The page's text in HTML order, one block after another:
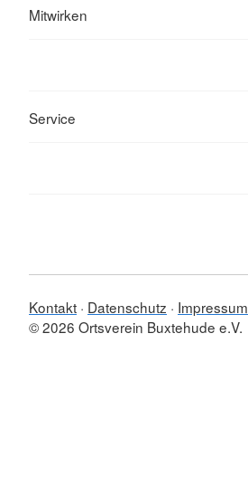
Mitwirken
Service
Kontakt Datenschutz
Impressum
© 2026 Ortsverein Buxtehude e.V.